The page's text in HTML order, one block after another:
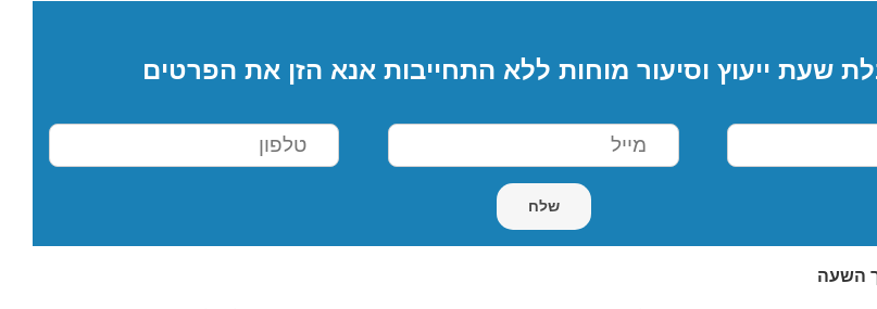
שעת ייעוץ וסיעור מוחות ללא התחייבות אנא הזן את הפרטים
השעה